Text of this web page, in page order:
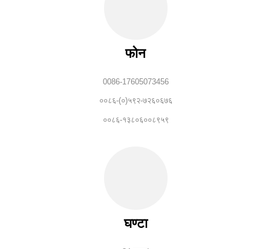
फोन
0086-17605073456
००८६-(०)५९२-७२६०६७६
००८६-१३८०६००८९५९
घण्टा